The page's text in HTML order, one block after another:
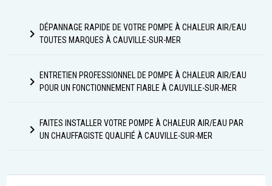
navigate_nextDÉPANNAGE RAPIDE DE VOTRE POMPE À CHALEUR AIR/EAU
TOUTES MARQUES À CAUVILLE-SUR-MER
navigate_nextENTRETIEN PROFESSIONNEL DE POMPE À CHALEUR AIR/EAU
POUR UN FONCTIONNEMENT FIABLE À CAUVILLE-SUR-MER
navigate_nextFAITES INSTALLER VOTRE POMPE À CHALEUR AIR/EAU PAR
UN CHAUFFAGISTE QUALIFIÉ À CAUVILLE-SUR-MER